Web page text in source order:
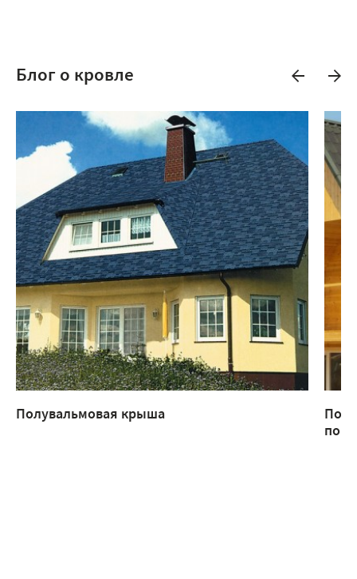
Блог о кровле
Полувальмовая крыша